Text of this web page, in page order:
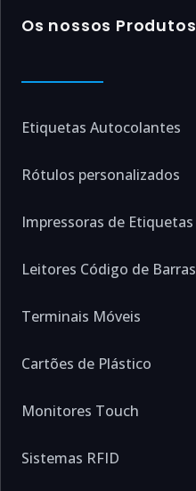
Os nossos Produtos
Etiquetas Autocolantes
Rótulos personalizados
Impressoras de Etiquetas
Leitores Código de Barras
Terminais Móveis
Cartões de Plástico
Monitores Touch
Sistemas RFID